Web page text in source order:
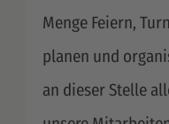
Menge Feiern,
planen und
an dieser Stelle